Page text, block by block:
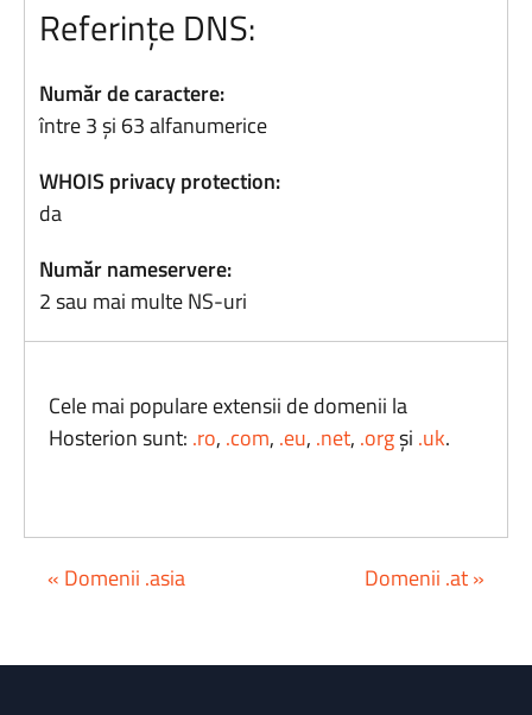
Referințe DNS:
Număr de caractere:
între 3 și 63 alfanumerice
WHOIS privacy protection:
da
Număr nameservere:
2 sau mai multe NS-uri
Cele mai populare extensii de domenii la
Hosterion sunt: .ro, .com, .eu, .net, .orgși .uk.
« Domenii .asia Domenii .at »